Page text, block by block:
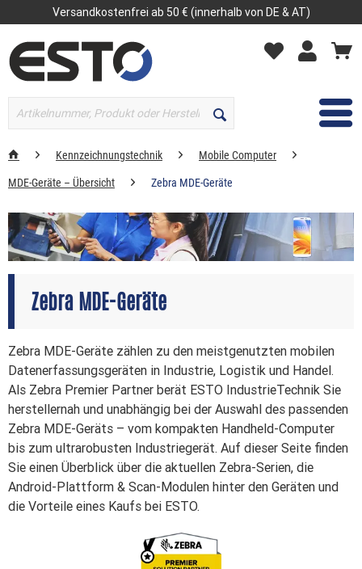
Versandkostenfrei ab 50 € (innerhalb von DE & AT)
MENÜ
Kennzeichnungstechnik Mobile Computer
MDE-Geräte – Übersicht Zebra MDE-Geräte
Zebra MDE-Geräte
Zebra MDE-Geräte zählen zu den meistgenutzten mobilen
Datenerfassungsgeräten in Industrie, Logistik und Handel.
Als Zebra Premier Partner berät ESTO IndustrieTechnik Sie
herstellernah und unabhängig bei der Auswahl des passenden
Zebra MDE-Geräts – vom kompakten Handheld-Computer
bis zum ultrarobusten Industriegerät. Auf dieser Seite finden
Sie einen Überblick über die aktuellen Zebra-Serien, die
Android-Plattform & Scan-Modulen hinter den Geräten und
die Vorteile eines Kaufs bei ESTO.